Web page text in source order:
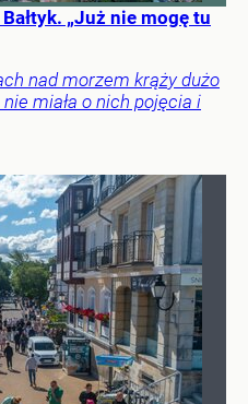
„Już nie mogę tu
nad morzem krąży dużo
miała o nich pojęcia i